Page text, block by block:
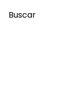
Buscar